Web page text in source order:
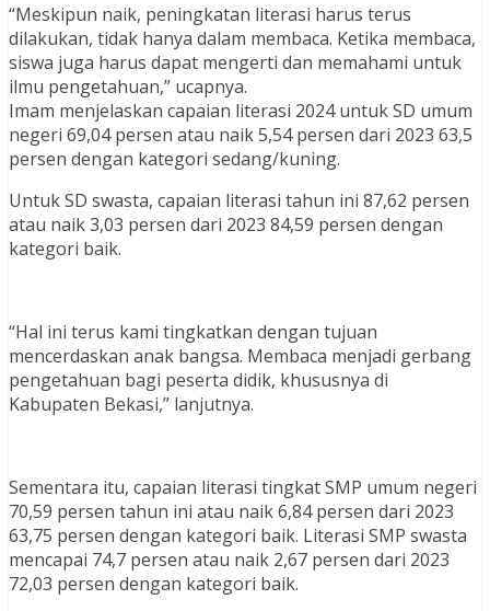
“Meskipun naik, peningkatan literasi harus terus
dilakukan, tidak hanya dalam membaca. Ketika membaca,
siswa juga harus dapat mengerti dan memahami untuk
ilmu pengetahuan,” ucapnya.
Imam menjelaskan capaian literasi 2024 untuk SD umum
negeri 69,04 persen atau naik 5,54 persen dari 2023 63,5
persen dengan kategori sedang/kuning.
Untuk SD swasta, capaian literasi tahun ini 87,62 persen
atau naik 3,03 persen dari 2023 84,59 persen dengan
kategori baik.
“Hal ini terus kami tingkatkan dengan tujuan
mencerdaskan anak bangsa. Membaca menjadi gerbang
pengetahuan bagi peserta didik, khususnya di
Kabupaten Bekasi,” lanjutnya.
Sementara itu, capaian literasi tingkat SMP umum negeri
70,59 persen tahun ini atau naik 6,84 persen dari 2023
63,75 persen dengan kategori baik. Literasi SMP swasta
mencapai 74,7 persen atau naik 2,67 persen dari 2023
72,03 persen dengan kategori baik.